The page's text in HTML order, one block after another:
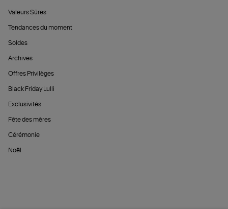
Valeurs Sûres
Tendances du moment
Soldes
Archives
Offres Privilèges
Black Friday Lulli
Exclusivités
Fête des mères
Cérémonie
Noël